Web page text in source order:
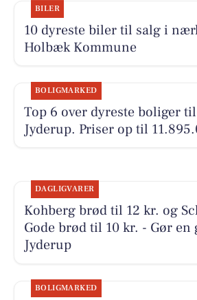
BILER
10 dyreste biler til salg i
Holbæk Kommune
BOLIGMARKED
Top 6 over dyreste boliger
Jyderup. Priser op til
DAGLIGVARER
Kohberg brød til 12 kr. og
Gode brød til 10 kr. - Gør en
Jyderup
BOLIGMARKED